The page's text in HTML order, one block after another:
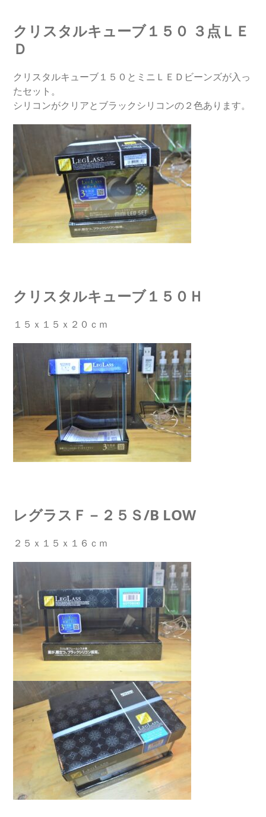
クリスタルキューブ１５０ ３点ＬＥ
Ｄ
クリスタルキューブ１５０とミニＬＥＤビーンズが入っ
たセット。
シリコンがクリアとブラックシリコンの２色あります。
クリスタルキューブ１５０Ｈ
１５ｘ１５ｘ２０ｃｍ
レグラスＦ－２５Ｓ/B LOW
２５ｘ１５ｘ１６ｃｍ